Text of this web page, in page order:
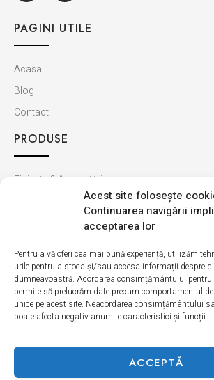
Acest site foloseşte
Continuarea navigării
acceptarea lor
Pentru a vă oferi cea mai bună experiență, utilizăm
urile pentru a stoca și/sau accesa informații despre
dumneavoastră. Acordarea consimțământului pentru
permite să prelucrăm date precum comportamentul
unice pe acest site. Neacordarea consimțământului
poate afecta negativ anumite caracteristici și funcții.
ACCEPTĂ
PAGINI UTILE
Acasa
Blog
Contact
PRODUSE
Finisaje & Amenajări
Baie & Bucătărie
Montaj & Materiale
INFORMAȚII
Cum cumpăr
Livrarea produselor